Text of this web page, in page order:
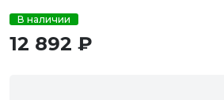
В наличии
12 892 ₽